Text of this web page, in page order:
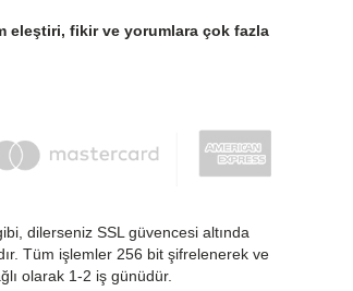
eleştiri, fikir ve yorumlara çok fazla
dilerseniz SSL güvencesi altında
Tüm işlemler 256 bit şifrelenerek ve
olarak 1-2 iş günüdür.